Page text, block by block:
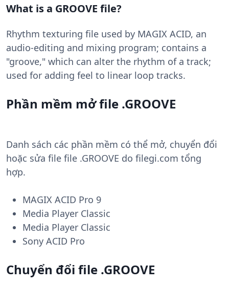
What is a GROOVE file?
Rhythm texturing file used by MAGIX ACID, an
audio-editing and mixing program; contains a
"groove," which can alter the rhythm of a track;
used for adding feel to linear loop tracks.
Phần mềm mở file .GROOVE
Danh sách các phần mềm có thể mở, chuyển đổi
hoặc sửa file file .GROOVE do filegi.com tổng
hợp.
MAGIX ACID Pro 9
Media Player Classic
Media Player Classic
Sony ACID Pro
Chuyển đổi file .GROOVE